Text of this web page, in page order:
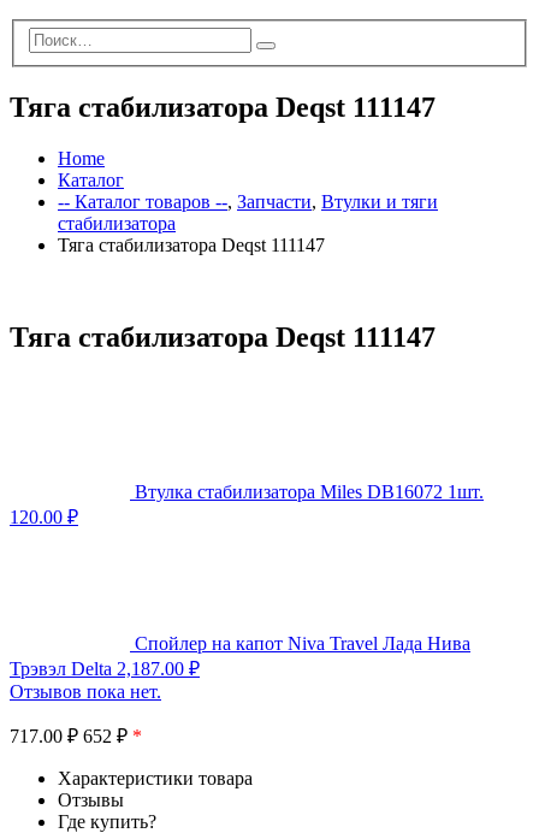
Тяга стабилизатора Deqst 111147
Home
Каталог
-- Каталог товаров --, Запчасти, Втулки и тяги
стабилизатора
Тяга стабилизатора Deqst 111147
Тяга стабилизатора Deqst 111147
Втулка стабилизатора Miles DB16072 1шт.
120.00 ₽
Спойлер на капот Niva Travel Лада Нива
Трэвэл Delta 2,187.00 ₽
Отзывов пока нет.
717.00 ₽ 652 ₽ *
Характеристики товара
Отзывы
Где купить?